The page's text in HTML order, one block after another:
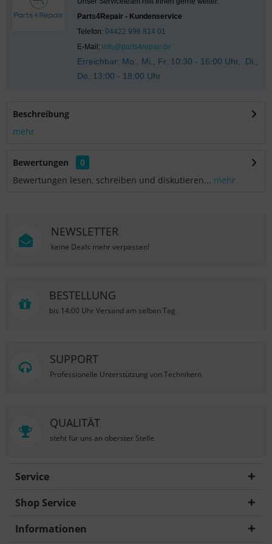
Parts4Repair - Kundenservice
Telefon: 04422 996 814 01
E-Mail: info@parts4repair.de
Erreichbar: Mo., Mi., Fr. 10:30 - 16:00 Uhr, Di.,
Do. 13:00 - 18:00 Uhr
Beschreibung
mehr
Bewertungen
0
Bewertungen lesen, schreiben und diskutieren... mehr
NEWSLETTER
keine Deals mehr verpassen!
BESTELLUNG
bis 14:00 Uhr Versand am selben Tag
SUPPORT
Professionelle Unterstützung von Technikern
QUALITÄT
steht für uns an oberster Stelle
Service
Shop Service
Informationen